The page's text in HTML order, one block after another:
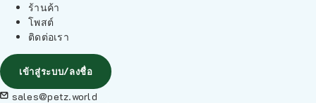
ร้านค้า
โพสต์
ติดต่อเรา
เข้าสู่ระบบ/ลงชื่อ
sales@petz.world